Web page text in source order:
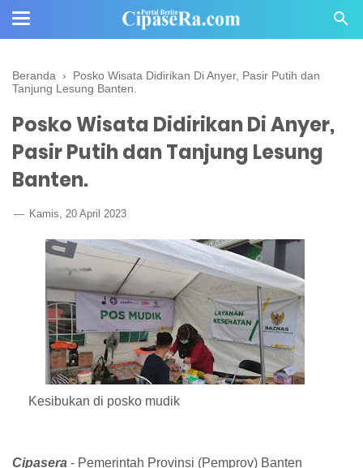
Beranda › Posko Wisata Didirikan Di Anyer, Pasir Putih dan
Tanjung Lesung Banten.
Posko Wisata Didirikan Di Anyer,
Pasir Putih dan Tanjung Lesung
Banten.
Kamis, 20 April 2023
Kesibukan di posko mudik
Cipasera - Pemerintah Provinsi (Pemprov) Banten